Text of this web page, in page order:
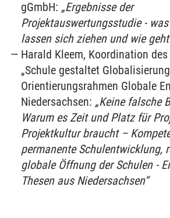
gGmbH: „Ergebnisse der
Projektauswertungsstudie -
lassen sich ziehen und wie
Harald Kleem, Koordination
„Schule gestaltet
Orientierungsrahmen Globale
Niedersachsen: „Keine falsche
Warum es Zeit und Platz für
Projektkultur braucht –
permanente Schulentwicklung,
globale Öffnung der Schulen -
Thesen aus Niedersachsen“